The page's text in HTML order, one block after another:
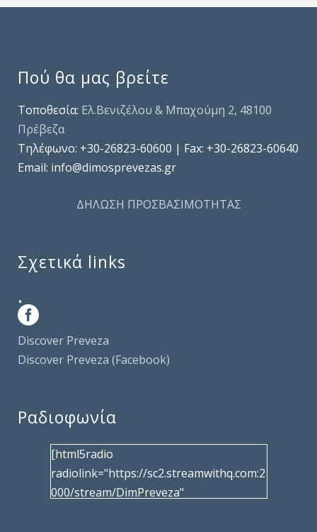
Πού θα μας βρείτε
Τοποθεσία: Ελ.Βενιζέλου & Μπαχούμη 2, 48100
Πρέβεζα
Τηλέφωνo: +30-26823-60600 | Fax: +30-26823-60640
Email: info@dimosprevezas.gr
ΔΗΛΩΣΗ ΠΡΟΣΒΑΣΙΜΟΤΗΤΑΣ
Σχετικά links
.
Discover Preveza
Discover Preveza (Facebook)
Ραδιοφωνία
[html5radio
radiolink="https://sc2.streamwithq.com:2
000/stream/DimPreveza"